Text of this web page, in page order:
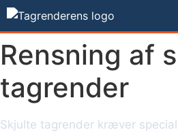
Videre
Rensning af
tagrender
Skjulte tagrender kræver